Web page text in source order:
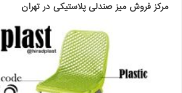
مرکز فروش میز صندلی پلاستیکی در تهران